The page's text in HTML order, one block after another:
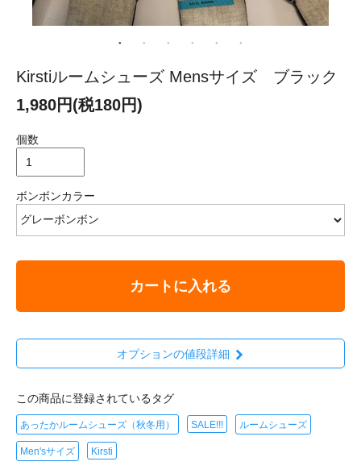
Kirstiルームシューズ Mensサイズ ブラック
1,980円(税180円)
個数
ボンボンカラー
カートに入れる
オプションの値段詳細
この商品に登録されているタグ
あったかルームシューズ（秋冬用） SALE!!! ルームシューズ
Men'sサイズ Kirsti